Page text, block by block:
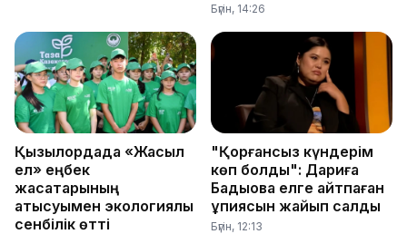
Бүгін, 14:26
Қызылордада «Жасыл
ел» еңбек
жасақтарының
қатысуымен экологиялық
сенбілік өтті
"Қорғансыз күндерім
көп болды": Дариға
Бадықова елге айтпаған
құпиясын жайып салды
Бүгін, 12:13